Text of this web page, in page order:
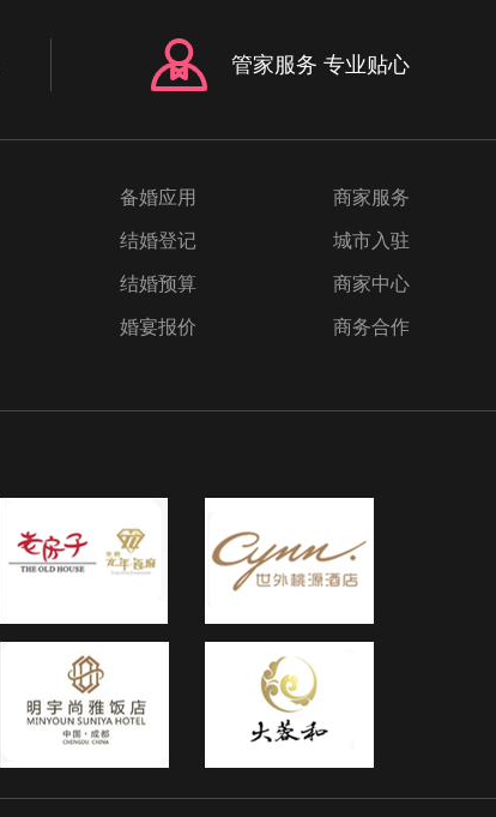
管家服务 专业贴心
备婚应用
结婚登记
结婚预算
婚宴报价
商家服务
城市入驻
商家中心
商务合作